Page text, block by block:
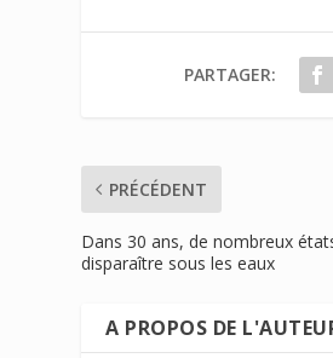
PARTAGER:
PRÉCÉDENT
Dans 30 ans, de nombreux
disparaître sous les eaux
A PROPOS DE